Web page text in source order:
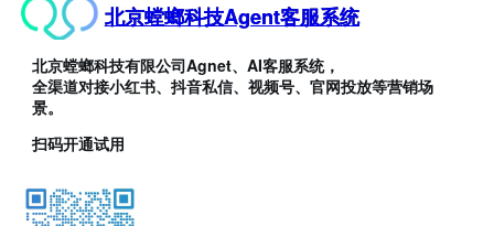
北京螳螂科技Agent客服系统
北京螳螂科技有限公司Agnet、AI客服系统，
全渠道对接小红书、抖音私信、视频号、官网投放等营销场
景。
扫码开通试用